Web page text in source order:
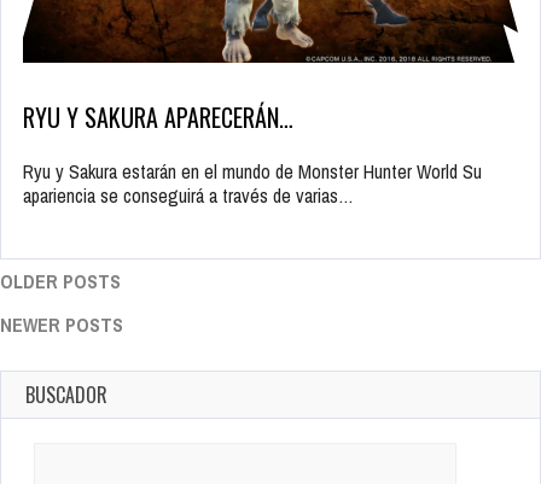
RYU Y SAKURA APARECERÁN…
Ryu y Sakura estarán en el mundo de Monster Hunter World Su
apariencia se conseguirá a través de varias…
OLDER POSTS
NEWER POSTS
BUSCADOR